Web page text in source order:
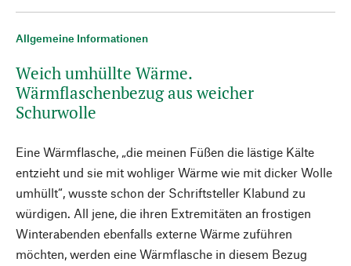
Allgemeine Informationen
Weich umhüllte Wärme.
Wärmflaschenbezug aus weicher
Schurwolle
Eine Wärmflasche, „die meinen Füßen die lästige Kälte
entzieht und sie mit wohliger Wärme wie mit dicker Wolle
umhüllt“, wusste schon der Schriftsteller Klabund zu
würdigen. All jene, die ihren Extremitäten an frostigen
Winterabenden ebenfalls externe Wärme zuführen
möchten, werden eine Wärmflasche in diesem Bezug